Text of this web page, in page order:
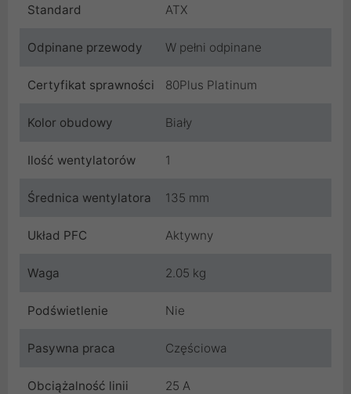
Standard ATX
Odpinane przewody W pełni odpinane
Certyfikat sprawności 80Plus Platinum
Kolor obudowy Biały
Ilość wentylatorów 1
Średnica wentylatora 135 mm
Układ PFC Aktywny
Waga 2.05 kg
Podświetlenie Nie
Pasywna praca Częściowa
Obciążalność linii
25 A